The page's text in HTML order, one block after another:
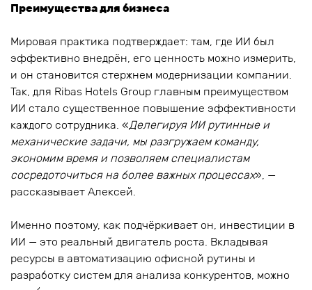
Преимущества для бизнеса
Мировая практика подтверждает: там, где ИИ был
эффективно внедрён, его ценность можно измерить,
и он становится стержнем модернизации компании.
Так, для Ribas Hotels Group главным преимуществом
ИИ стало существенное повышение эффективности
каждого сотрудника. «Делегируя ИИ рутинные и
механические задачи, мы разгружаем команду,
экономим время и позволяем специалистам
сосредоточиться на более важных процессах», —
рассказывает Алексей.
Именно поэтому, как подчёркивает он, инвестиции в
ИИ — это реальный двигатель роста. Вкладывая
ресурсы в автоматизацию офисной рутины и
разработку систем для анализа конкурентов, можно